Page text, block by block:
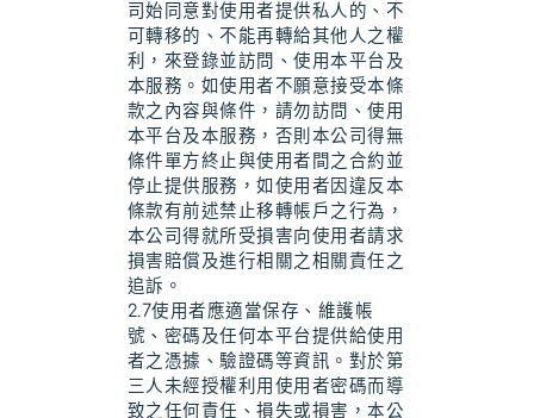
司始同意對使用者提供私人的、不
可轉移的、不能再轉給其他人之權
利，來登錄並訪問、使用本平台及
本服務。如使用者不願意接受本條
款之內容與條件，請勿訪問、使用
本平台及本服務，否則本公司得無
條件單方終止與使用者間之合約並
停止提供服務，如使用者因違反本
條款有前述禁止移轉帳戶之行為，
本公司得就所受損害向使用者請求
損害賠償及進行相關之相關責任之
追訴。
2.7使用者應適當保存、維護帳
號、密碼及任何本平台提供給使用
者之憑據、驗證碼等資訊。對於第
三人未經授權利用使用者密碼而導
致之任何責任、損失或損害，本公